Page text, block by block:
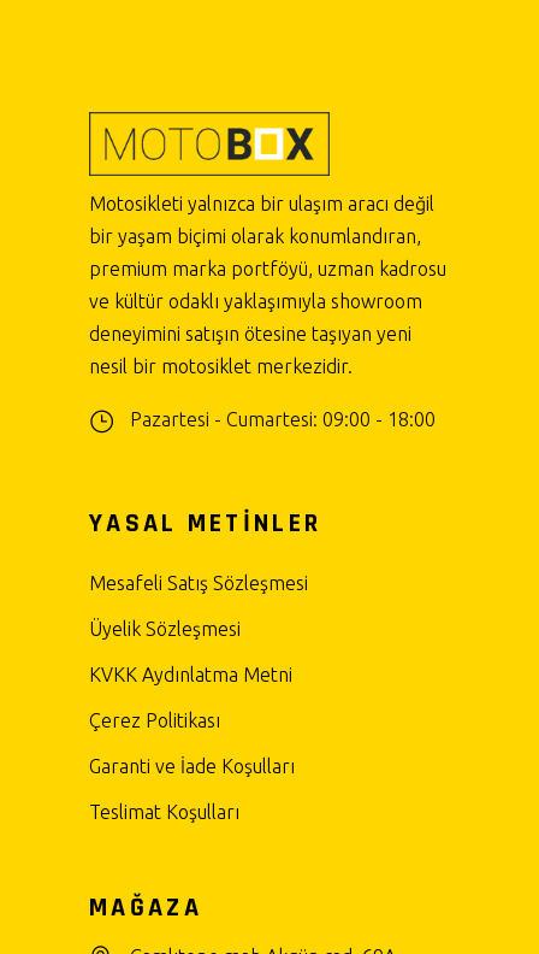
Motosikleti yalnızca bir ulaşım aracı değil
bir yaşam biçimi olarak konumlandıran,
premium marka portföyü, uzman kadrosu
ve kültür odaklı yaklaşımıyla showroom
deneyimini satışın ötesine taşıyan yeni
nesil bir motosiklet merkezidir.
Pazartesi - Cumartesi: 09:00 - 18:00
YASAL METİNLER
Mesafeli Satış Sözleşmesi
Üyelik Sözleşmesi
KVKK Aydınlatma Metni
Çerez Politikası
Garanti ve İade Koşulları
Teslimat Koşulları
MAĞAZA